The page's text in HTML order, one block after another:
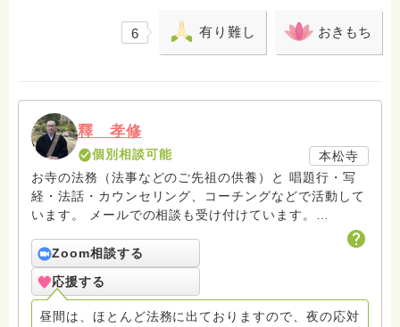
6 有り難し おきもち
釋 孝修
個別相談可能
本松寺
お寺の法務（法事などのご先祖の供養）と 唱題行・写
経・法話・カウンセリング、コーチングなどで活動して
います。 メールでの相談も受け付けています。
hasunohaの回答後のフォローアップはメールで致して
おりますので、メールでお問い合わせください。また面
接でのカウンセリングセラピーをご希望の方もメールで
連絡をお願いします。
amrita.offcourse@docomo.ne.jp へどうぞ。
Zoom相談する
応援する
昼間は、ほとんど法務に出ておりますので、夜の応対